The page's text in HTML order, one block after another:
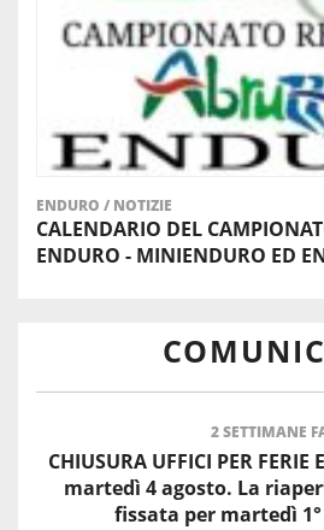
ENDURO / NOTIZIE
CALENDARIO DEL
ENDURO - MINIENDURO ED
2 SETTIMANE
CHIUSURA UFFICI PER
martedì 4 agosto. La
fissata per martedì